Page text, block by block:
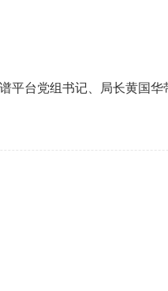
平台党组书记、局长黄国